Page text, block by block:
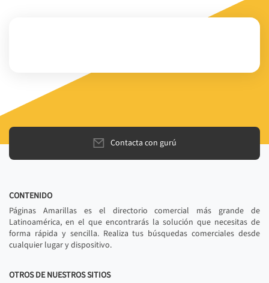
Contacta con gurú
CONTENIDO
Páginas Amarillas es el directorio comercial más grande de
Latinoamérica, en el que encontrarás la solución que necesitas de
forma rápida y sencilla. Realiza tus búsquedas comerciales desde
cualquier lugar y dispositivo.
OTROS DE NUESTROS SITIOS